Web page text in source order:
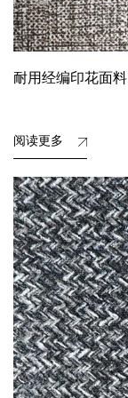
耐用经编印花面料
阅读更多